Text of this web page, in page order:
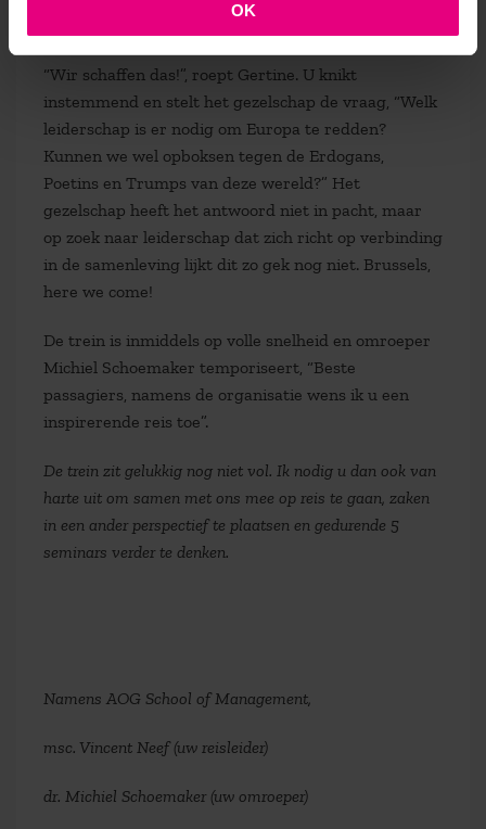
OK
“Wir schaffen das!”, roept Gertine. U knikt
instemmend en stelt het gezelschap de vraag, “Welk
leiderschap is er nodig om Europa te redden?
Kunnen we wel opboksen tegen de Erdogans,
Poetins en Trumps van deze wereld?” Het
gezelschap heeft het antwoord niet in pacht, maar
op zoek naar leiderschap dat zich richt op verbinding
in de samenleving lijkt dit zo gek nog niet. Brussels,
here we come!
De trein is inmiddels op volle snelheid en omroeper
Michiel Schoemaker temporiseert, “Beste
passagiers, namens de organisatie wens ik u een
inspirerende reis toe”.
De trein zit gelukkig nog niet vol. Ik nodig u dan ook van
harte uit om samen met ons mee op reis te gaan, zaken
in een ander perspectief te plaatsen en gedurende 5
seminars verder te denken.
Namens AOG School of Management,
msc. Vincent Neef (uw reisleider)
dr. Michiel Schoemaker (uw omroeper)